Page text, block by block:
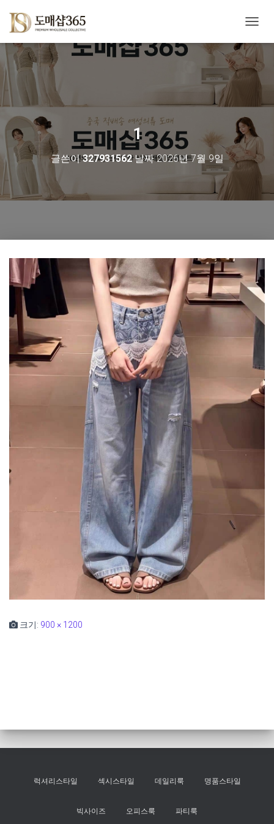
비
게
이
션
1
글쓴이327931562날짜2026년 7월 9일
크기: 900 × 1200
럭셔리스타일 섹시스타일 데일리룩 명품스타일
빅사이즈 오피스룩 파티룩